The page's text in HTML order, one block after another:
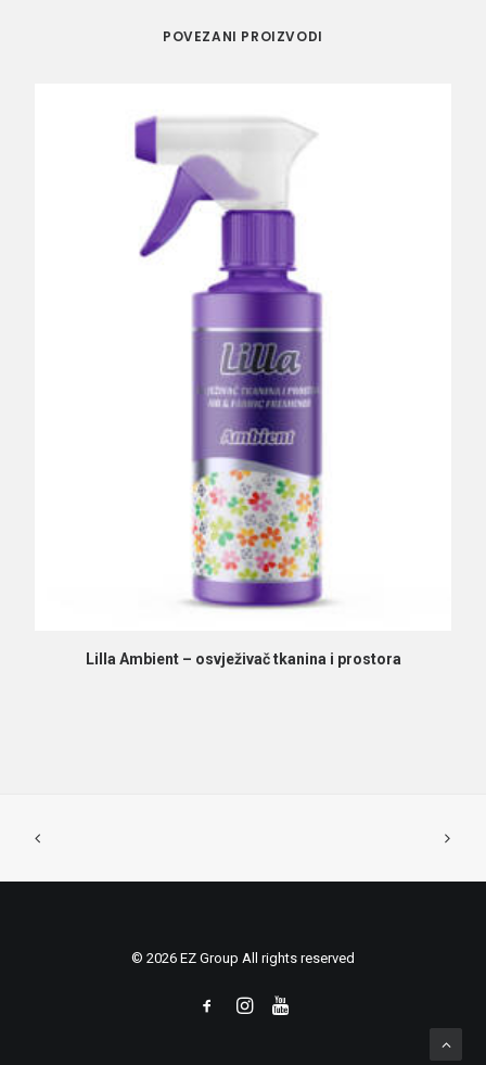
POVEZANI PROIZVODI
PROČITAJ VIŠE
Lilla Ambient – osvježivač tkanina i prostora
© 2026 EZ Group All rights reserved